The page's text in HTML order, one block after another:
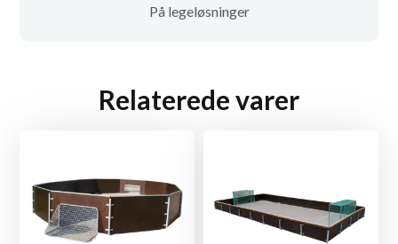
På legeløsninger
Relaterede varer